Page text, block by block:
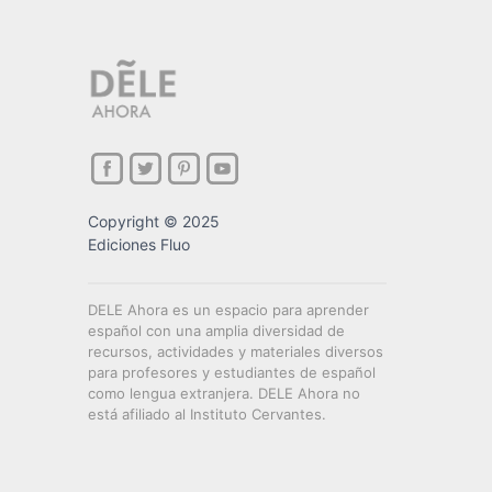
Copyright © 2025
Ediciones Fluo
DELE Ahora es un espacio para aprender
español con una amplia diversidad de
recursos, actividades y materiales diversos
para profesores y estudiantes de español
como lengua extranjera. DELE Ahora no
está afiliado al Instituto Cervantes.